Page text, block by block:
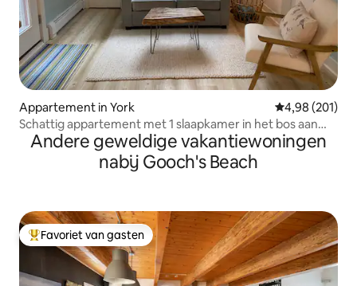
Appartement in York Gemiddelde
4,98 (201)
Schattig appartement met 1 slaapkamer in het bos aan
zee
Andere geweldige vakantiewoningen
nabij Gooch's Beach
Topfavoriet van gasten
Favoriet van gasten